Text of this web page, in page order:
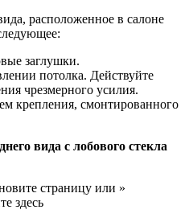
расположенное в салоне
заглушки.
потолка. Действуйте
чрезмерного усилия.
крепления, смонтированного
вида с лобового стекла
страницу или »
здесь